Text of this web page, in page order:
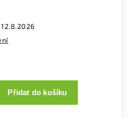
Přidat do košíku
12.8.2026